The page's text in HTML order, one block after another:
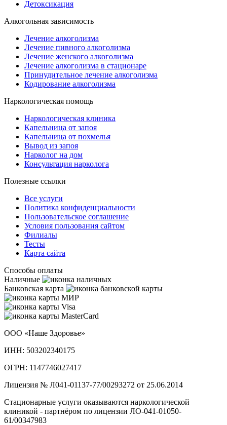
Детоксикация
Алкогольная зависимость
Лечение алкоголизма
Лечение пивного алкоголизма
Лечение женского алкоголизма
Лечение алкоголизма в стационаре
Принудительное лечение алкоголизма
Кодирование алкоголизма
Наркологическая помощь
Наркологическая клиника
Капельница от запоя
Капельница от похмелья
Вывод из запоя
Нарколог на дом
Консультация нарколога
Полезные ссылки
Все услуги
Политика конфиденциальности
Пользовательское cоглашение
Условия пользования сайтом
Филиалы
Тесты
Карта сайта
Способы оплаты
Наличные
Банковская карта
ООО «Наше Здоровье»
ИНН: 503202340175
ОГРН: 1147746027417
Лицензия № Л041-01137-77/00293272 от 25.06.2014
Стационарные услуги оказываются наркологической
клиникой - партнёром по лицензии ЛО-041-01050-
61/00347983